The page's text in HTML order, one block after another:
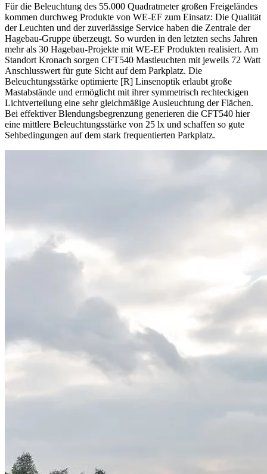
Für die Beleuchtung des 55.000 Quadratmeter großen Freigeländes
kommen durchweg Produkte von WE-EF zum Einsatz: Die Qualität
der Leuchten und der zuverlässige Service haben die Zentrale der
Hagebau-Gruppe überzeugt. So wurden in den letzten sechs Jahren
mehr als 30 Hagebau-Projekte mit WE-EF Produkten realisiert. Am
Standort Kronach sorgen CFT540 Mastleuchten mit jeweils 72 Watt
Anschlusswert für gute Sicht auf dem Parkplatz. Die
Beleuchtungsstärke optimierte [R] Linsenoptik erlaubt große
Mastabstände und ermöglicht mit ihrer symmetrisch rechteckigen
Lichtverteilung eine sehr gleichmäßige Ausleuchtung der Flächen.
Bei effektiver Blendungsbegrenzung generieren die CFT540 hier
eine mittlere Beleuchtungsstärke von 25 lx und schaffen so gute
Sehbedingungen auf dem stark frequentierten Parkplatz.